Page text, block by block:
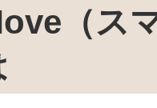
（ス